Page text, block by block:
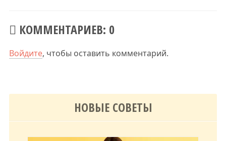
КОММЕНТАРИЕВ: 0
Войдите, чтобы оставить комментарий.
НОВЫЕ СОВЕТЫ